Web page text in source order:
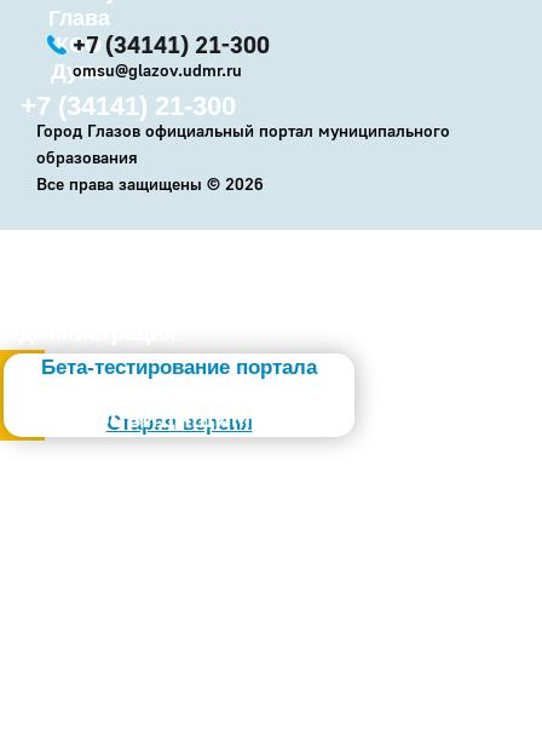
Глава
КСО
Дума
+7 (34141) 21-300
Бета-тестирование портала
Старая версия
Слабовидящим
+7 (34141) 21-300
omsu@glazov.udmr.ru
Город Глазов официальный портал муниципального
образования
Все права защищены © 2026